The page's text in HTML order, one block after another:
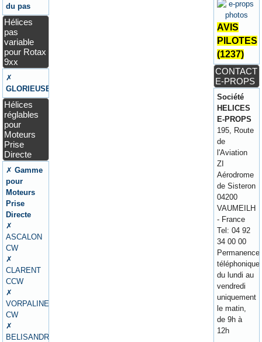
du pas
Hélices
pas
variable
pour Rotax
9xx
✗
GLORIEUSE
Hélices
réglables
pour
Moteurs
Prise
Directe
✗Gamme
pour
Moteurs
Prise
Directe
✗
ASCALON
CW
✗
CLARENT
CCW
✗
VORPALINE
CW
✗
BELISANDRE
AVIS
PILOTES
(1237)
CONTACT
E-PROPS
Société
HELICES
E-PROPS
195, Route
de
l'Aviation
ZI
Aérodrome
de Sisteron
04200
VAUMEILH
- France
Tel: 04 92
34 00 00
Permanence
téléphonique
du lundi au
vendredi
uniquement
le matin,
de 9h à
12h